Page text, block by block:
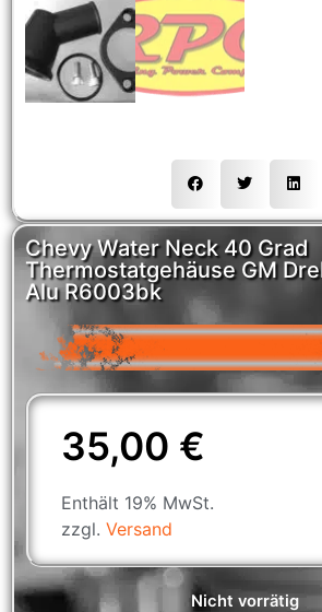
Chevy Water Neck 40 Grad
Thermostatgehäuse GM
Alu R6003bk
35,00 €
Enthält 19% MwSt.
zzgl. Versand
Nicht vorrätig